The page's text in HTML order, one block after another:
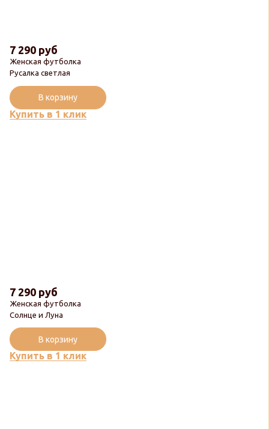
Женская футболка
Русалка светлая
7 290 руб
Купить в 1 клик
В корзину
Женская футболка
Солнце и Луна
7 290 руб
Купить в 1 клик
В корзину